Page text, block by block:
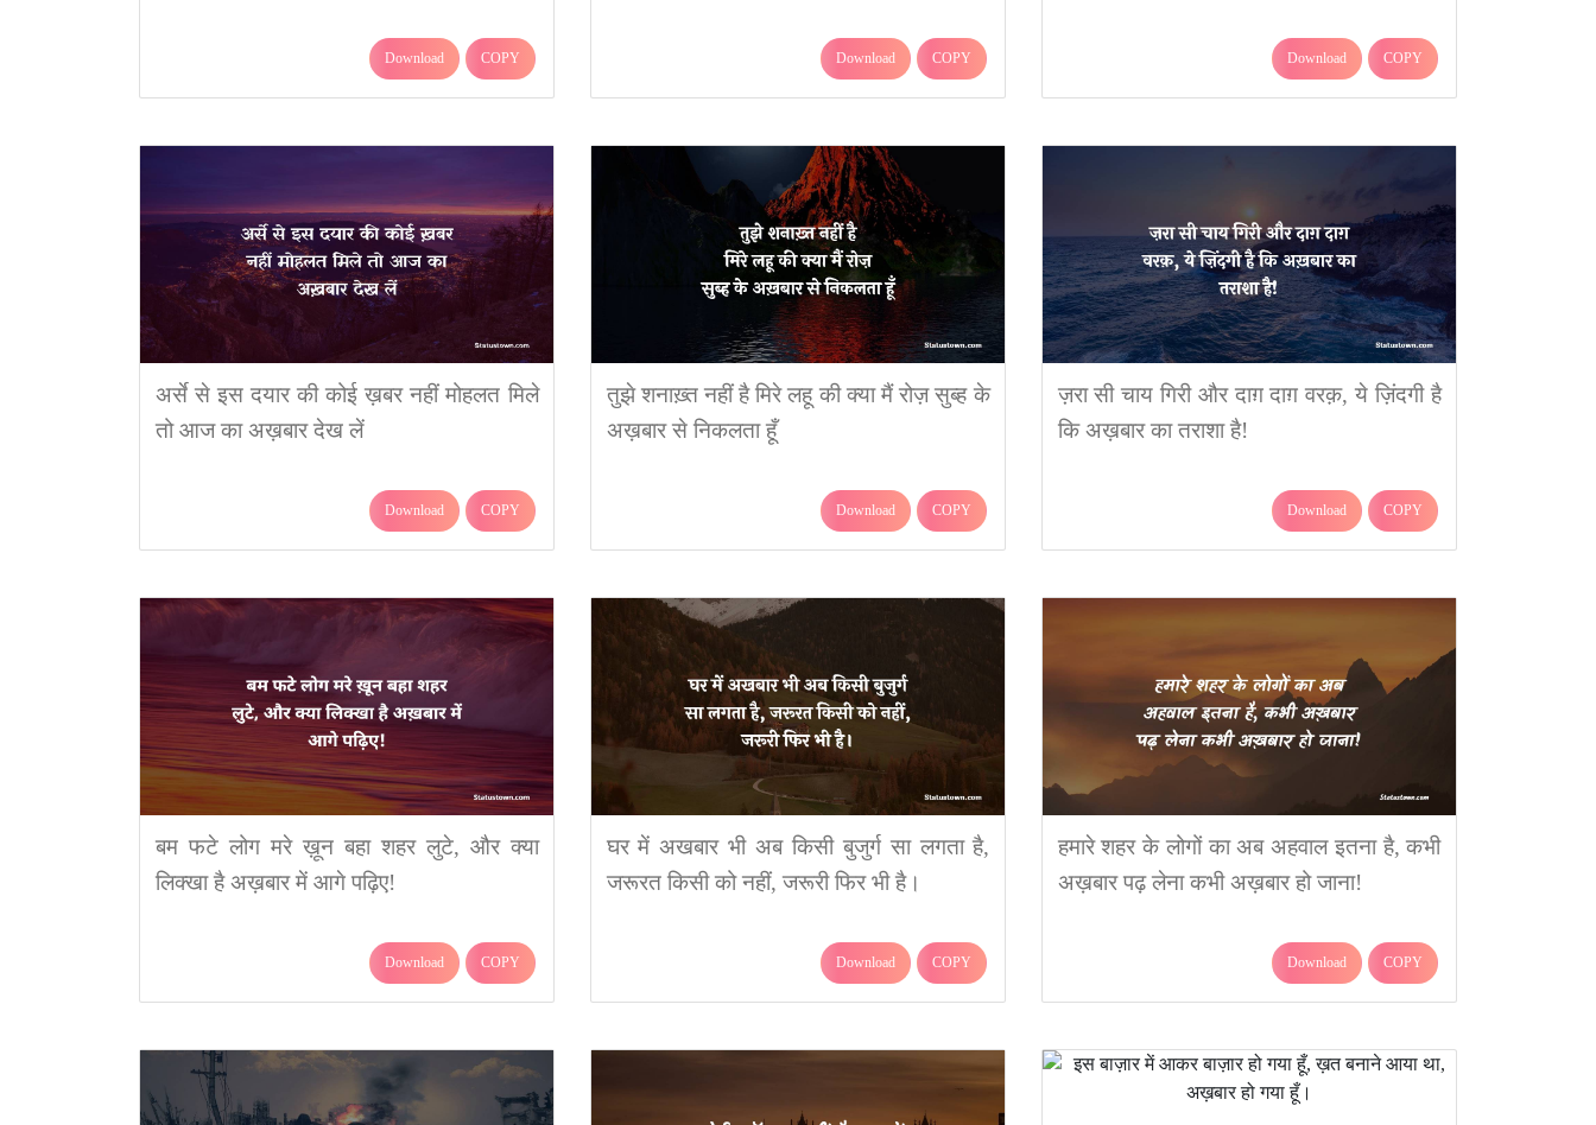
Download COPY Download COPY Download COPY
अर्से से इस दयार की कोई ख़बर नहीं मोहलत मिले
तो आज का अख़बार देख लें
Download COPY
तुझे शनाख़्त नहीं है मिरे लहू की क्या मैं रोज़ सुब्ह के
अख़बार से निकलता हूँ
Download COPY
ज़रा सी चाय गिरी और दाग़ दाग़ वरक़, ये ज़िंदगी है
कि अख़बार का तराशा है!
Download COPY
बम फटे लोग मरे ख़ून बहा शहर लुटे, और क्या
लिक्खा है अख़बार में आगे पढ़िए!
Download COPY
घर में अखबार भी अब किसी बुजुर्ग सा लगता है,
जरूरत किसी को नहीं, जरूरी फिर भी है।
Download COPY
हमारे शहर के लोगों का अब अहवाल इतना है, कभी
अख़बार पढ़ लेना कभी अख़बार हो जाना!
Download COPY